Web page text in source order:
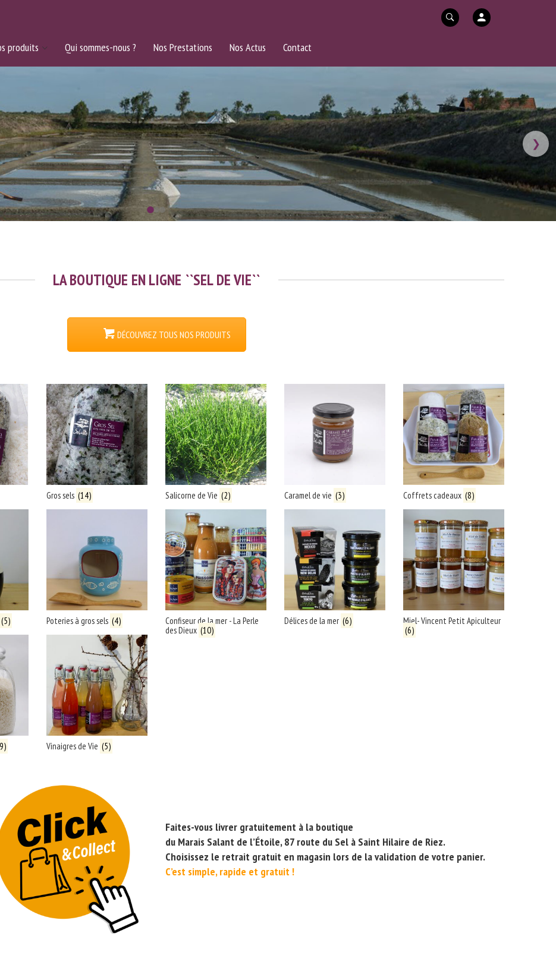
produits Qui sommes-nous ? Nos Prestations Nos Actus Contact
L'ÉTOILE
de sel et produits dérivés
VIE
de la Vie
❯
LA BOUTIQUE EN LIGNE ``SEL DE VIE``
DÉCOUVREZ TOUS NOS PRODUITS
Gros sels (14)
(5) Poteries à gros sels (4)
Vinaigres de Vie (5)
Salicorne de Vie (2) Caramel de vie (3) Coffrets cadeaux (8)
Confiseur de la mer - La Perle
des Dieux (10)
Délices de la mer (6)
Miel- Vincent Petit Apiculteur
(6)
Faites-vous livrer gratuitement à la boutique
du Marais Salant de l’Étoile, 87 route du Sel à Saint Hilaire de Riez.
Choisissez le retrait gratuit en magasin lors de la validation de votre panier.
C’est simple, rapide et gratuit !